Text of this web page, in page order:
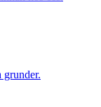
grunder.